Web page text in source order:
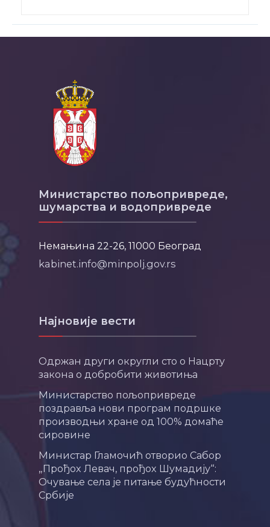
Министарство пољопривреде,
шумарства и водопривреде
Немањина 22-26, 11000 Београд
kabinet.info@minpolj.gov.rs
Најновије вести
Одржан други округли сто о Нацрту
закона о добробити животиња
Министарство пољопривреде
поздравља нови програм подршке
производњи хране од 100% домаће
сировине
Министар Гламочић отворио Сабор
„Прођох Левач, прођох Шумадију“:
Очување села је питање будућности
Србије